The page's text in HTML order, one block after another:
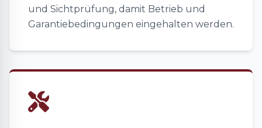
und Sichtprüfung, damit Betrieb und
Garantiebedingungen eingehalten werden.